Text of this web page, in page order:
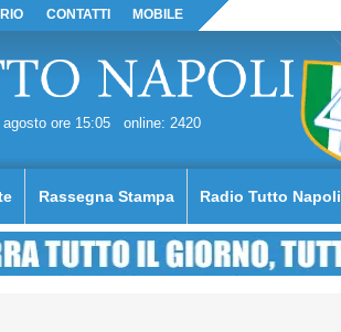
CONTATTI MOBILE
agosto ore 15:05 online: 2420
Rassegna Stampa Radio Tutto Napoli